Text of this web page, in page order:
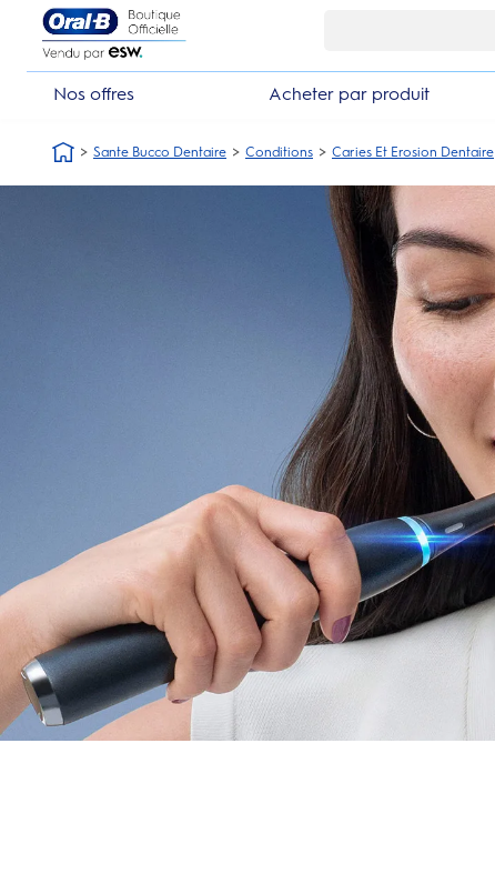
Skip Navigation1
Nos offres Acheter par produit
Sante Bucco Dentaire Conditions Caries Et Erosion Dentaire